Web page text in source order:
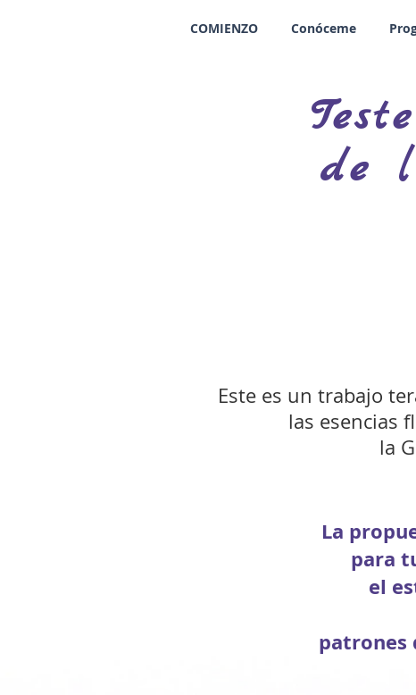
de
Este es un trabajo
las esencias
la
La
para
el
patrones
COMIENZO Conóceme